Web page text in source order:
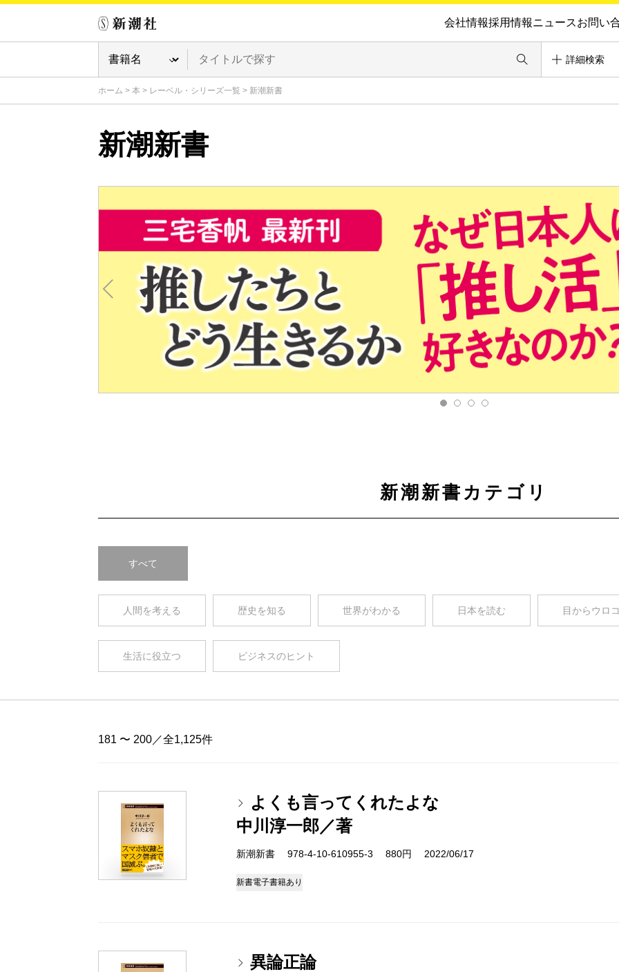
会社情報採用情報ニュースお問い
詳細検索
ホーム > 本 > レーベル・シリーズ一覧 > 新潮新書
新潮新書
新潮新書カテゴリ
すべて
人間を考える 歴史を知る 世界がわかる 日本を読む 目からウロ
生活に役立つ ビジネスのヒント
181 〜 200／全1,125件
よくも言ってくれたよな
中川淳一郎／著
新潮新書 978-4-10-610955-3 880円 2022/06/17
新書電子書籍あり
異論正論